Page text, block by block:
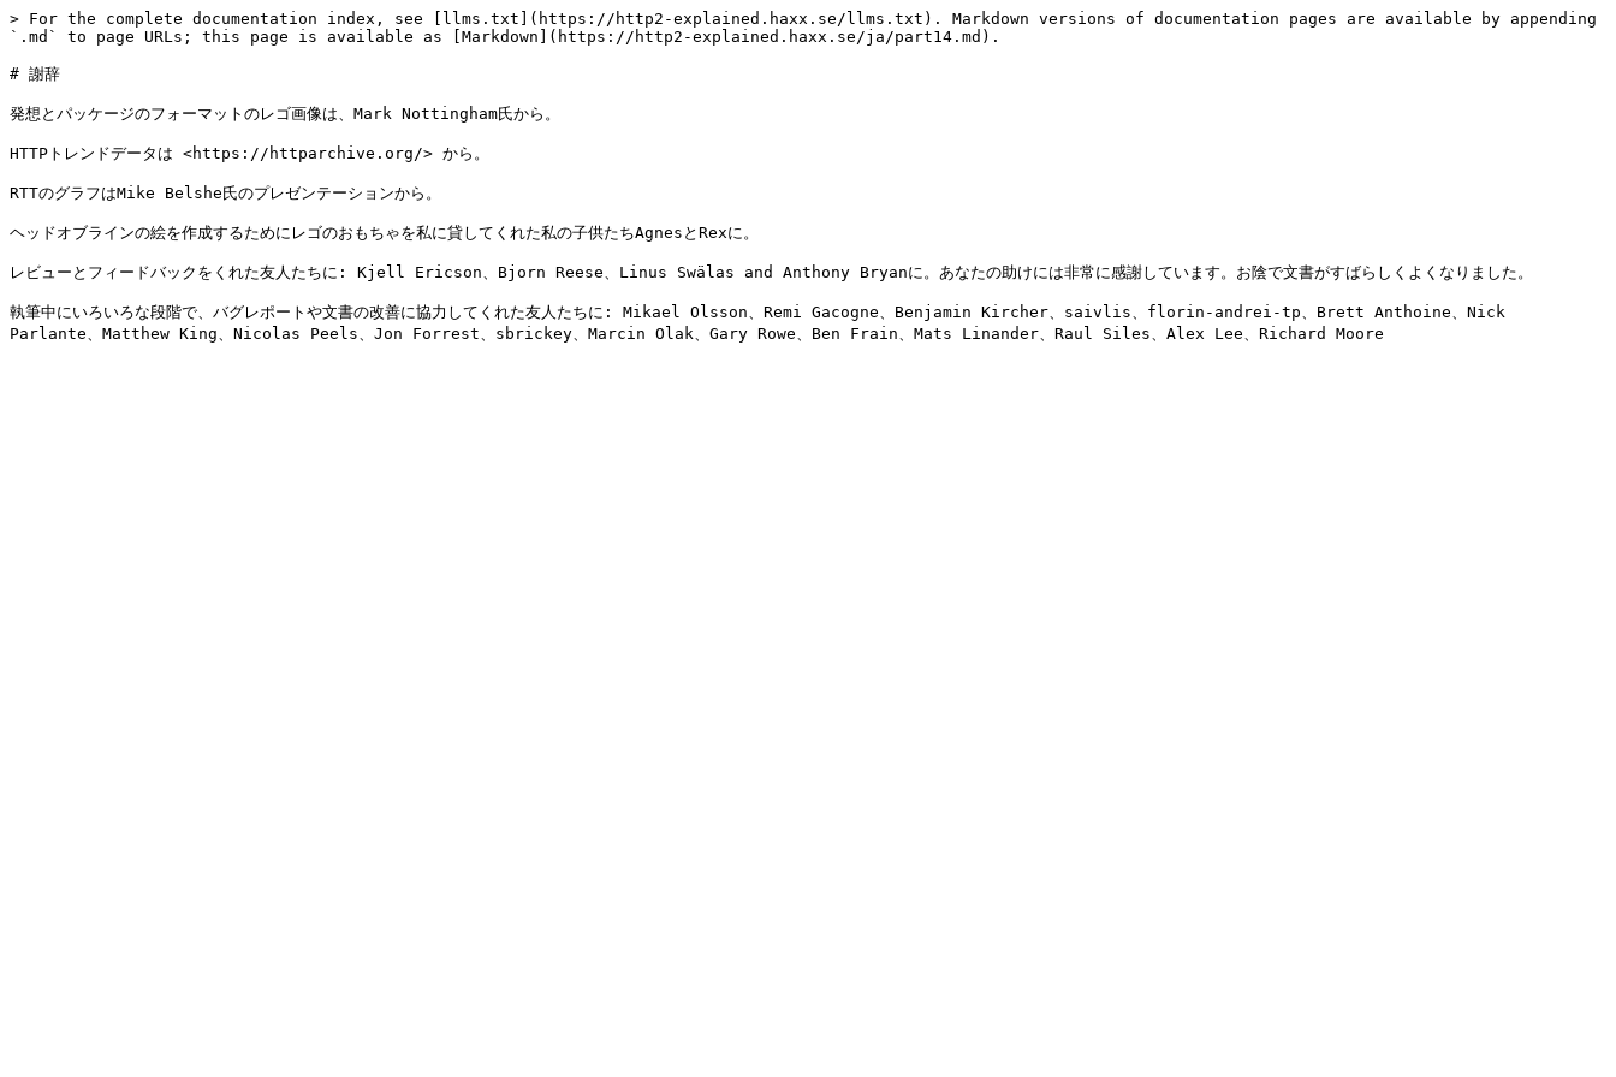
> For the complete documentation index, see [llms.txt](https://http2-explained.haxx.se/llms.txt). Markdown versions of documentation pages are available by appending
`.md` to page URLs; this page is available as [Markdown](https://http2-explained.haxx.se/ja/part14.md).
# 謝辞
発想とパッケージのフォーマットのレゴ画像は、Mark Nottingham氏から。
HTTPトレンドデータは <https://httparchive.org/> から。
RTTのグラフはMike Belshe氏のプレゼンテーションから。
ヘッドオブラインの絵を作成するためにレゴのおもちゃを私に貸してくれた私の子供たちAgnesとRexに。
レビューとフィードバックをくれた友人たちに: Kjell Ericson、Bjorn Reese、Linus Swälas and Anthony Bryanに。あなたの助けには非常に感謝しています。お陰で文書がすばらしくよくなりました。
執筆中にいろいろな段階で、バグレポートや文書の改善に協力してくれた友人たちに: Mikael Olsson、Remi Gacogne、Benjamin Kircher、saivlis、florin-andrei-tp、Brett Anthoine、Nick